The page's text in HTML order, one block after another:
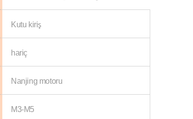
Kutu kiriş
hariç
Nanjing motoru
M3-M5